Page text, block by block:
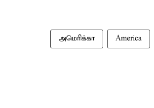
அமெரிக்கா America